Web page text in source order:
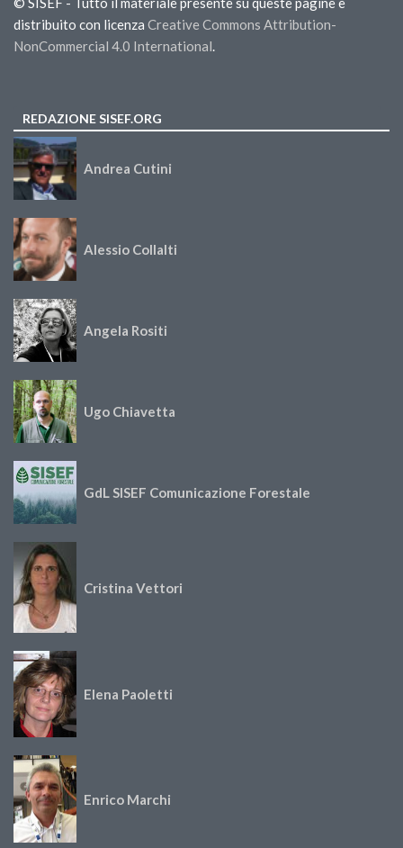
distribuito con licenza Creative Commons Attribution-
NonCommercial 4.0 International.
REDAZIONE SISEF.ORG
Andrea Cutini
Alessio Collalti
Angela Rositi
Ugo Chiavetta
GdL SISEF Comunicazione Forestale
Cristina Vettori
Elena Paoletti
Enrico Marchi